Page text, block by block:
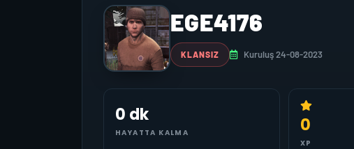
EGE4176
KLANSIZ Kuruluş 24-08-2023
0 dk
HAYATTA KALMA 0
XP